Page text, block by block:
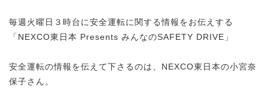
毎週火曜日３時台に安全運転に関する情報をお伝えする
「NEXCO東日本 Presents みんなのSAFETY DRIVE」
安全運転の情報を伝えて下さるのは、NEXCO東日本の小宮奈
保子さん。